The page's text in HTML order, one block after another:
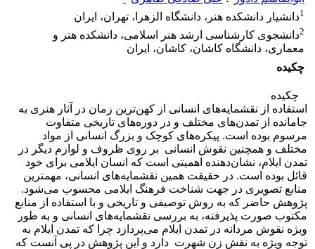
1دانشیار دانشکده هنر، دانشگاه الزهرا، تهران، ایران
2دانشجوی کارشناسی ارشد هنر اسلامی، دانشکده هنر و
معماری، دانشگاه کاشان، کاشان، ایران
چکیده
چکیده
استفاده از نقشمایه‌های انسانی از کهن‌ترین زمان در آثار هنری به
جامانده از تمدن‌های مختلف و در دوره‌های تاریخی متفاوت
مرسوم بوده است.‍ پیکره‌های کوچک و بزرگ انسانی از مواد
مختلف و همچنین نقوش انسانی بر روی ظروف و لوازم دیگر در
تمدن ایلام، نشان‌دهنده اهمیتی است که انسان ایلامی برای خود
قائل بوده است. در حقیقت همین نقشمایه‌های انسانی، مهم­ترین
منابع تصویری در جهت شناخت فرهنگ ایلامی محسوب می‌شود.
پژوهش حاضر که به روش توصیفی و تاریخی و با استفاده از منابع
مکتوب صورت پذیرفته، به بررسی نقشمایه‌های انسانی و به طور
ویژه نقوش مردانه در تمدن ایلام می‌پردازد چرا که تمدن ایلام به
توجه ویژه به نقش زن شهرت دارد و این پژوهش در پی آنست که